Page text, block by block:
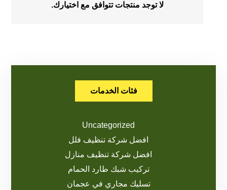
لا توجد منتجات تتوافق مع اختيارك.
فئات الخدمات
Uncategorized
افضل شركة تنظيف فلل
افضل شركة تنظيف منازل
تركيب شبك طارد الحمام
تسليك مجاري في عجمان